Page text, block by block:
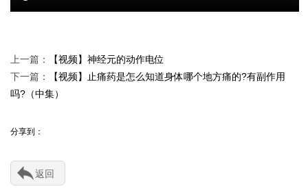
上一篇：
【视频】神经元的动作电位
下一篇：
【视频】止痛药是怎么知道身体哪个地方痛的?有副作用
吗?（中集）
分享到：
返回